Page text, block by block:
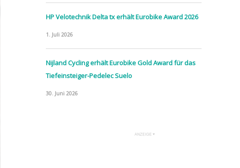
HP Velotechnik Delta tx erhält Eurobike Award 2026
1. Juli 2026
Nijland Cycling erhält Eurobike Gold Award für das
Tiefeinsteiger-Pedelec Suelo
30. Juni 2026